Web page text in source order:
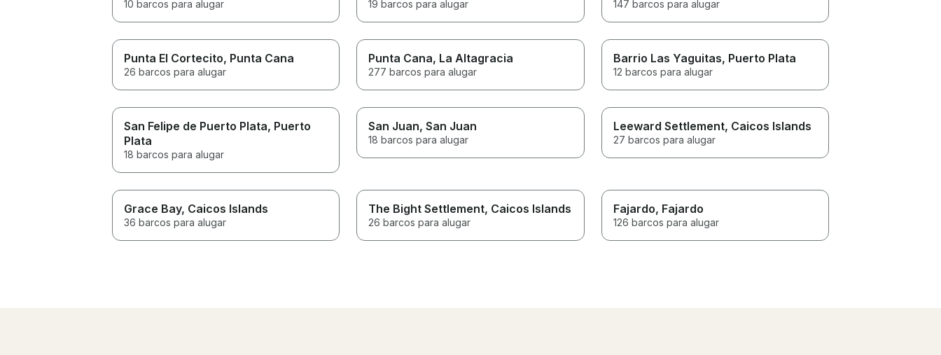
10 barcos para alugar 19 barcos para alugar 147 barcos para alugar
Punta El Cortecito, Punta Cana
26 barcos para alugar
Punta Cana, La Altagracia
277 barcos para alugar
Barrio Las Yaguitas, Puerto Plata
12 barcos para alugar
San Felipe de Puerto Plata, Puerto
Plata
18 barcos para alugar
San Juan, San Juan
18 barcos para alugar
Leeward Settlement, Caicos Islands
27 barcos para alugar
Grace Bay, Caicos Islands
36 barcos para alugar
The Bight Settlement, Caicos Islands
26 barcos para alugar
Fajardo, Fajardo
126 barcos para alugar